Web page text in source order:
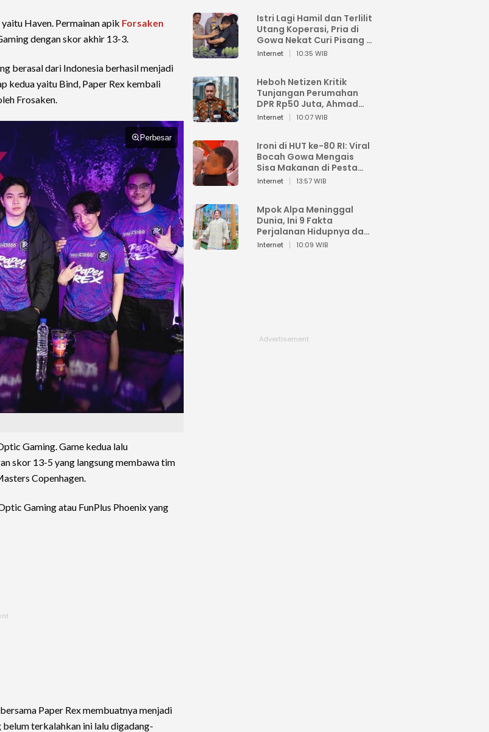
Haven. Permainan apik Forsaken
dengan skor akhir 13-3.
berasal dari Indonesia berhasil menjadi
kedua yaitu Bind, Paper Rex kembali
Frosaken.
Perbesar
Gaming. Game kedua lalu
skor 13-5 yang langsung membawa tim
Copenhagen.
Gaming atau FunPlus Phoenix yang
Paper Rex membuatnya menjadi
terkalahkan ini lalu digadang-
Istri Lagi Hamil dan Terlilit
Utang Koperasi, Pria di
Gowa Nekat Curi Pisang 4
Tandan Milik Tetangga,
Internet 10:35 WIB
Heboh Netizen Kritik
Tunjangan Perumahan
DPR Rp50 Juta, Ahmad
Sahroni: Enggak Senang
Internet 10:07 WIB
Ironi di HUT ke-80 RI: Viral
Bocah Gowa Mengais
Sisa Makanan di Pesta
Kemerdekaan
Internet 13:57 WIB
Mpok Alpa Meninggal
Dunia, Ini 9 Fakta
Perjalanan Hidupnya dari
Viral hingga Puncak
Internet 10:09 WIB